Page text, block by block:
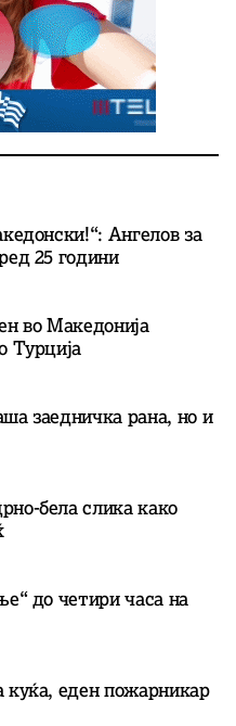
Ангелов за
25 години
во Македонија
Турција
заедничка рана, но и
бела слика како
до четири часа на
куќа, еден пожарникар